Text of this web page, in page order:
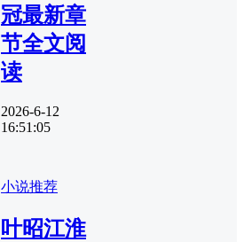
冠最新章
节全文阅
读
2026-6-12
16:51:05
小说推荐
叶昭江淮